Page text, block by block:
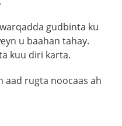
gudbinta ku
u baahan tahay.
kuu diri karta.
aad rugta noocaas ah